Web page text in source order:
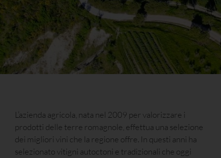
L’azienda agricola, nata nel 2009 per valorizzare i
prodotti delle terre romagnole, effettua una selezione
dei migliori vini che la regione offre. In questi anni ha
selezionato vitigni autoctoni e tradizionali che oggi